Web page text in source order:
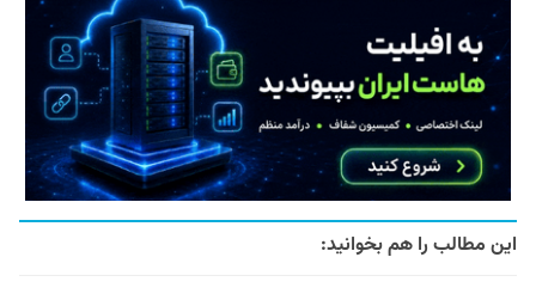
این مطالب را هم بخوانید: